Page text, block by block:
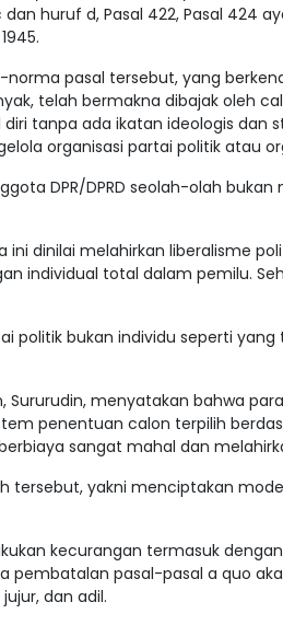
huruf d, Pasal 422, Pasal 424
pasal tersebut, yang
telah bermakna dibajak oleh
tanpa ada ikatan ideologis dan
organisasi partai politik atau
DPR/DPRD seolah-olah
ini dinilai melahirkan liberalisme
individual total dalam pemilu.
politik bukan individu seperti
Sururudin, menyatakan bahwa
penentuan calon terpilih
sangat mahal dan
tersebut, yakni menciptakan
kecurangan termasuk
pembatalan pasal-pasal a quo
dan adil.